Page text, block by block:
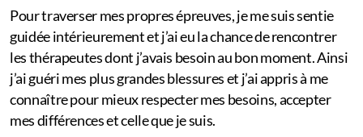
Pour traverser mes propres épreuves, je me suis sentie
guidée intérieurement et j’ai eu la chance de rencontrer
les thérapeutes dont j’avais besoin au bon moment. Ainsi
j’ai guéri mes plus grandes blessures et j’ai appris à me
connaître pour mieux respecter mes besoins, accepter
mes différences et celle que je suis.